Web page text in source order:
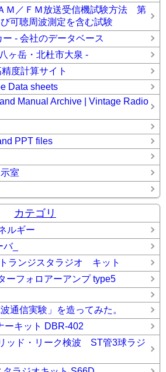
Ｍ／ＦＭ放送受信機試験方法 第
可聴周波測定を含む試験
- 会社のデータベース
ヶ岳・北杜市大泉 -
度計算サイト
Data sheets
Manual Archive | Vintage Radio
PPT files
室
カテゴリ
ルギー
_
ランジスタラジオ キット
フォロアーアンプ type5
通信実験」を造ってみた。
ーキット DBR-402
ッド・リーク検波 ST管3球ラジ